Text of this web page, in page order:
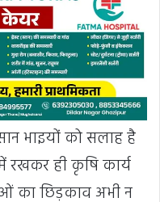
भाइयों को सलाह है
रखकर ही कृषि कार्य
का छिड़काव अभी न